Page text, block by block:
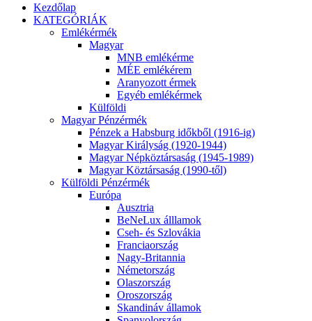
Kezdőlap
KATEGÓRIÁK
Emlékérmék
Magyar
MNB emlékérme
MÉE emlékérem
Aranyozott érmek
Egyéb emlékérmek
Külföldi
Magyar Pénzérmék
Pénzek a Habsburg időkből (1916-ig)
Magyar Királyság (1920-1944)
Magyar Népköztársaság (1945-1989)
Magyar Köztársaság (1990-től)
Külföldi Pénzérmék
Európa
Ausztria
BeNeLux álllamok
Cseh- és Szlovákia
Franciaország
Nagy-Britannia
Németország
Olaszország
Oroszország
Skandináv államok